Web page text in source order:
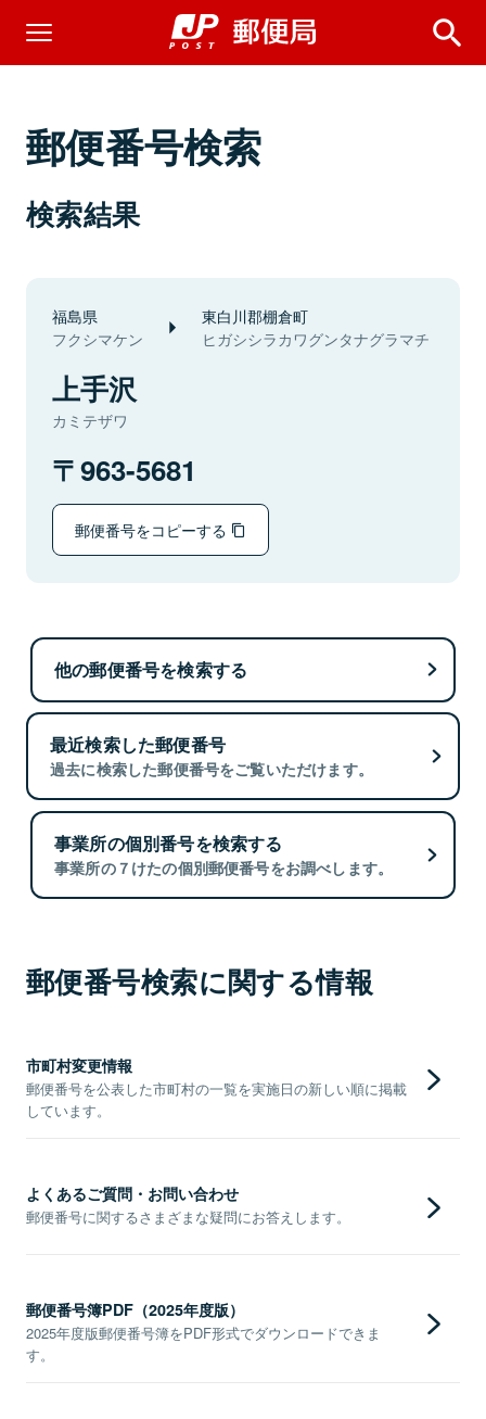
郵便番号検索
検索結果
福島県
フクシマケン
東白川郡棚倉町
ヒガシシラカワグンタナグラマチ
上手沢
カミテザワ
963-5681
郵便番号をコピーする
他の郵便番号を検索する
最近検索した郵便番号
過去に検索した郵便番号をご覧いただけます。
事業所の個別番号を検索する
事業所の７けたの個別郵便番号をお調べします。
郵便番号検索に関する情報
市町村変更情報
郵便番号を公表した市町村の一覧を実施日の新しい順に掲載
しています。
よくあるご質問・お問い合わせ
郵便番号に関するさまざまな疑問にお答えします。
郵便番号簿PDF（2025年度版）
2025年度版郵便番号簿をPDF形式でダウンロードできま
す。